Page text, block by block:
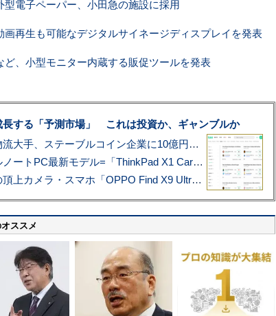
型電子ペーパー、小田急の施設に採用
画再生も可能なデジタルサイネージディスプレイを発表
ど、小型モニター内蔵する販促ツールを発表
長する「予測市場」 これは投資か、ギャンブルか
アマゾン配送を支える物流大手、ステーブルコイン企業に10億円投資のワケ
あこがれの旗艦モバイルノートPC最新モデル=「ThinkPad X1 Carbon Gen 14 Aura Edition」実機レビュー
ハッセルブラッド搭載の頂上カメラ・スマホ「OPPO Find X9 Ultra」実写レビュー=プロが本気で徹底撮影しました!!
ススメ